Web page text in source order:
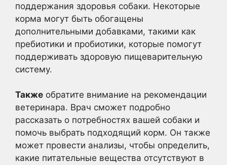
поддержания здоровья собаки. Некоторые
корма могут быть обогащены
дополнительными добавками, такими как
пребиотики и пробиотики, которые помогут
поддерживать здоровую пищеварительную
систему.
Также обратите внимание на рекомендации
ветеринара. Врач сможет подробно
рассказать о потребностях вашей собаки и
помочь выбрать подходящий корм. Он также
может провести анализы, чтобы определить,
какие питательные вещества отсутствуют в